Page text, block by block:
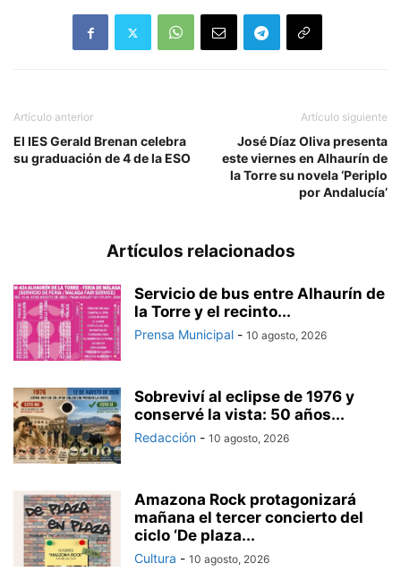
Artículo anterior
El IES Gerald Brenan celebra
su graduación de 4 de la ESO
Artículo siguiente
José Díaz Oliva presenta
este viernes en Alhaurín de
la Torre su novela ‘Periplo
por Andalucía’
Artículos relacionados
Servicio de bus entre Alhaurín de
la Torre y el recinto...
Prensa Municipal - 10 agosto, 2026
Sobreviví al eclipse de 1976 y
conservé la vista: 50 años...
Redacción - 10 agosto, 2026
Amazona Rock protagonizará
mañana el tercer concierto del
ciclo ‘De plaza...
Cultura - 10 agosto, 2026